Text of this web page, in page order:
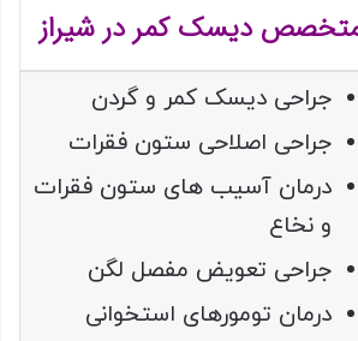
متخصص دیسک کمر در شیراز
جراحی دیسک کمر و گردن
جراحی اصلاحی ستون فقرات
درمان آسیب های ستون فقرات
و نخاع
جراحی تعویض مفصل لگن
درمان تومورهای استخوانی